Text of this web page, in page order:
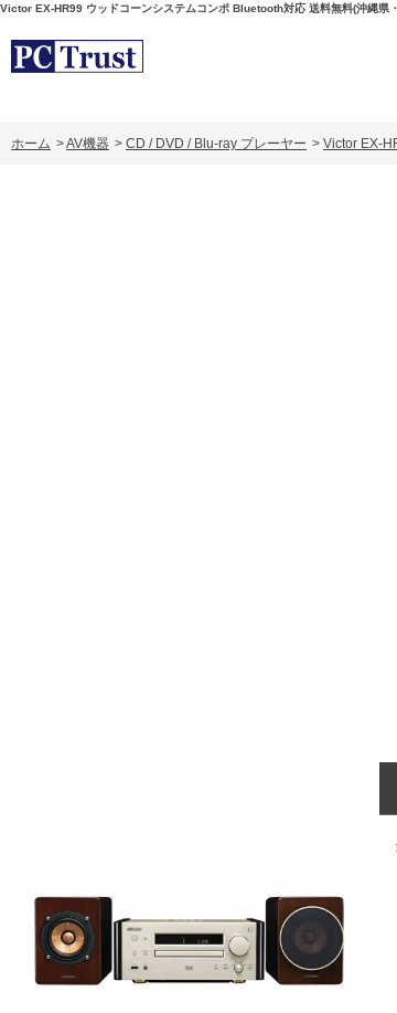
Victor EX-HR99 ウッドコーンシステムコンポ Bluetooth対応 送料無料(沖縄県
ホーム >AV機器 > CD / DVD / Blu-ray プレーヤー > Victor EX-